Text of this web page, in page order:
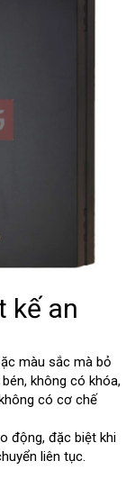
kế an
màu sắc mà bỏ
không có khóa,
có cơ chế
động, đặc biệt khi
liên tục.